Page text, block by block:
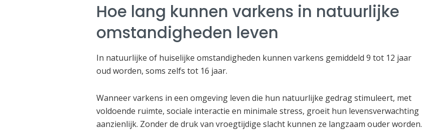
Hoe lang kunnen varkens in natuurlijke
omstandigheden leven
In natuurlijke of huiselijke omstandigheden kunnen varkens gemiddeld 9 tot 12 jaar
oud worden, soms zelfs tot 16 jaar.
Wanneer varkens in een omgeving leven die hun natuurlijke gedrag stimuleert, met
voldoende ruimte, sociale interactie en minimale stress, groeit hun levensverwachting
aanzienlijk. Zonder de druk van vroegtijdige slacht kunnen ze langzaam ouder worden.